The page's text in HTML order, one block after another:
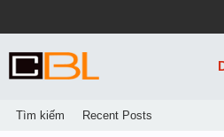
Tìm kiếm Recent Posts